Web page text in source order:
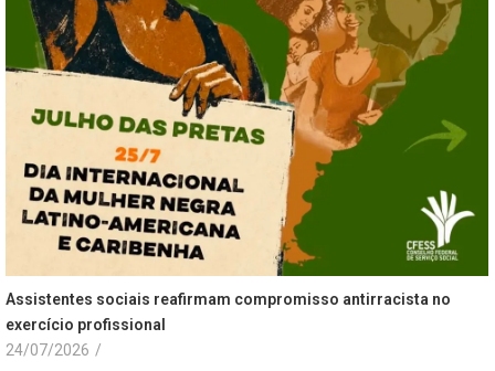
Assistentes sociais reafirmam compromisso antirracista no
exercício profissional
24/07/2026 /